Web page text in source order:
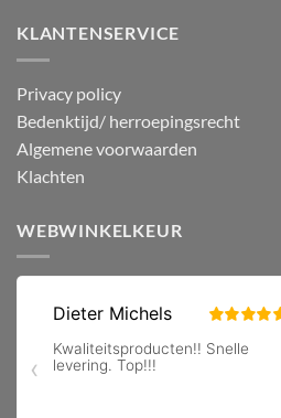
KLANTENSERVICE
Privacy policy
Bedenktijd/ herroepingsrecht
Algemene voorwaarden
Klachten
WEBWINKELKEUR